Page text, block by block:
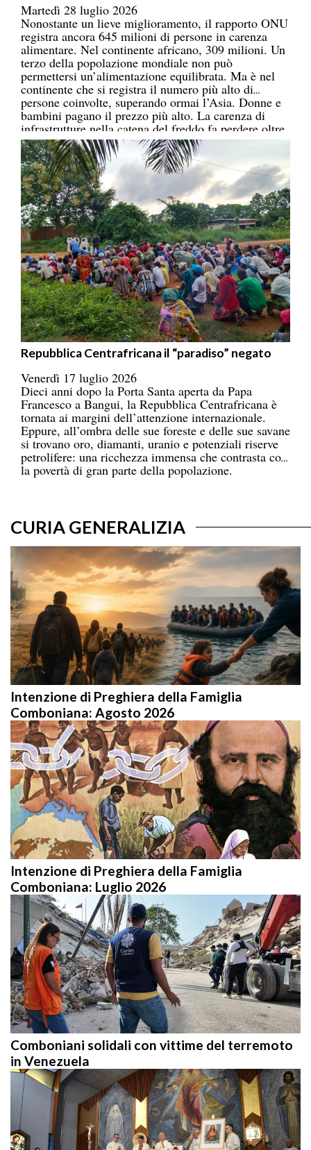
Martedì 28 luglio 2026
Nonostante un lieve miglioramento, il rapporto ONU
registra ancora 645 milioni di persone in carenza
alimentare. Nel continente africano, 309 milioni. Un
terzo della popolazione mondiale non può
permettersi un’alimentazione equilibrata. Ma è nel
continente che si registra il numero più alto di
persone coinvolte, superando ormai l’Asia. Donne e
bambini pagano il prezzo più alto. La carenza di
infrastrutture nella catena del freddo fa perdere oltre
un terzo della produzione di frutta, verdura, pesce e
latticini.
Repubblica Centrafricana il “paradiso” negato
Venerdì 17 luglio 2026
Dieci anni dopo la Porta Santa aperta da Papa
Francesco a Bangui, la Repubblica Centrafricana è
tornata ai margini dell’attenzione internazionale.
Eppure, all’ombra delle sue foreste e delle sue savane
si trovano oro, diamanti, uranio e potenziali riserve
petrolifere: una ricchezza immensa che contrasta con
la povertà di gran parte della popolazione.
CURIA GENERALIZIA
Intenzione di Preghiera della Famiglia
Comboniana: Agosto 2026
Intenzione di Preghiera della Famiglia
Comboniana: Luglio 2026
Comboniani solidali con vittime del terremoto
in Venezuela